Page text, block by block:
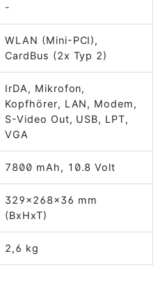
-
WLAN (Mini-PCI),
CardBus (2x Typ 2)
IrDA, Mikrofon,
Kopfhörer, LAN, Modem,
S-Video Out, USB, LPT,
VGA
7800 mAh, 10.8 Volt
329x268x36 mm
(BxHxT)
2,6 kg